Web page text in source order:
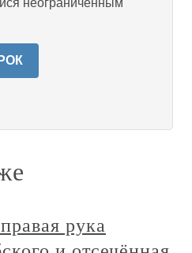
неограниченным
рука